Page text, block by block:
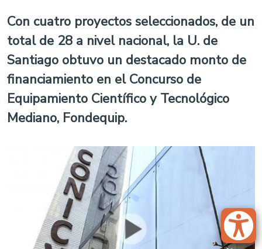
Con cuatro proyectos seleccionados, de un
total de 28 a nivel nacional, la U. de
Santiago obtuvo un destacado monto de
financiamiento en el Concurso de
Equipamiento Científico y Tecnológico
Mediano, Fondequip.